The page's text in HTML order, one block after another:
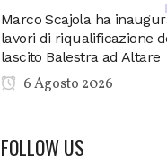
Marco Scajola ha
lavori di riqualificazione
lascito Balestra ad Altare
6 Agosto 2026
FOLLOW US